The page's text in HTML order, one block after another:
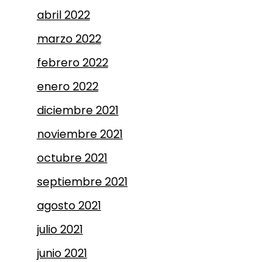
abril 2022
marzo 2022
febrero 2022
enero 2022
diciembre 2021
noviembre 2021
octubre 2021
septiembre 2021
agosto 2021
julio 2021
junio 2021